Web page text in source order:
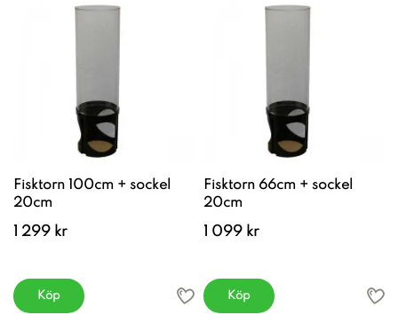
Fisktorn 100cm + sockel
20cm
1 299 kr
Köp
Fisktorn 66cm + sockel
20cm
1 099 kr
Köp